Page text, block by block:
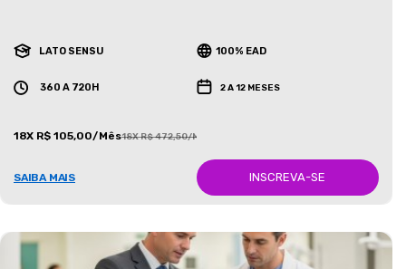
LATO SENSU 100% EAD
360 A 720H 2 A 12 MESES
18X R$ 105,00/Mês18X R$ 472,50/Mês
SAIBA MAIS INSCREVA-SE